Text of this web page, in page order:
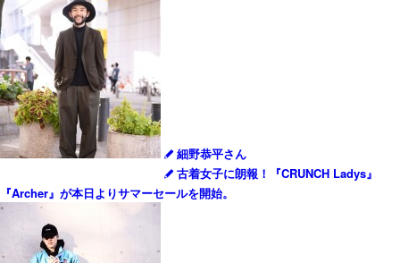
細野恭平さん
古着女子に朗報！『CRUNCH Ladys』
『Archer』が本日よりサマーセールを開始。